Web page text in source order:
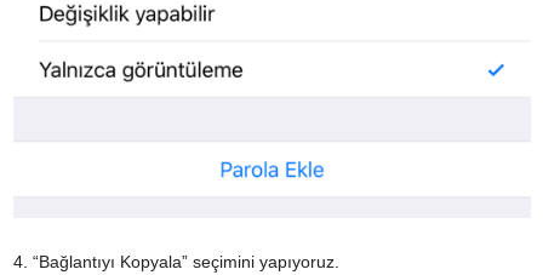
4. “Bağlantıyı Kopyala” seçimini yapıyoruz.